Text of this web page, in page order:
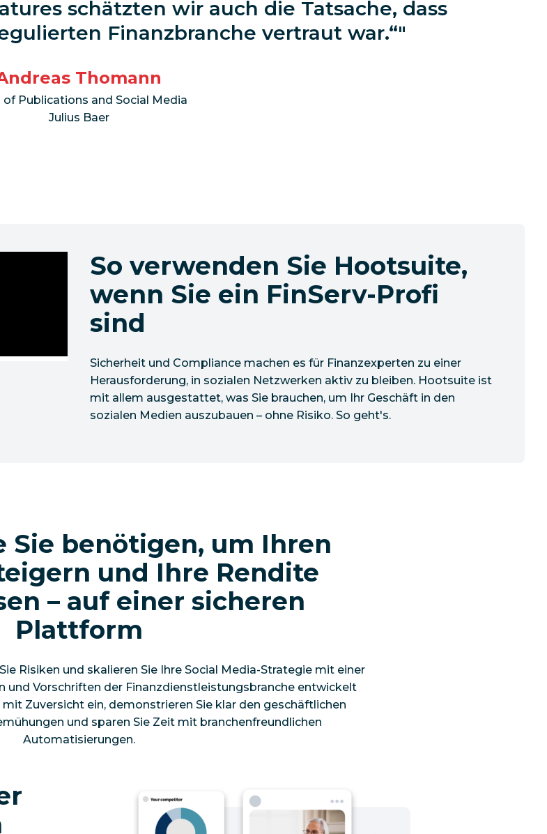
schätzten wir auch die Tatsache, dass
Finanzbranche vertraut war.“
Thomann
of Publications and Social Media
Julius Baer
So verwenden Sie Hootsuite,
wenn Sie ein FinServ-Profi
sind
Sicherheit und Compliance machen es für Finanzexperten zu einer
Herausforderung, in sozialen Netzwerken aktiv zu bleiben. Hootsuite ist
mit allem ausgestattet, was Sie brauchen, um Ihr Geschäft in den
sozialen Medien auszubauen – ohne Risiko. So geht's.
Sie benötigen, um Ihren
und Ihre Rendite
– auf einer sicheren
Plattform
Risiken und skalieren Sie Ihre Social Media-Strategie mit einer
und Vorschriften der Finanzdienstleistungsbranche entwickelt
Zuversicht ein, demonstrieren Sie klar den geschäftlichen
und sparen Sie Zeit mit branchenfreundlichen
Automatisierungen.